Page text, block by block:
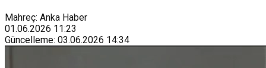
Mahreç: Anka Haber
01.06.2026 11:23
Güncelleme: 03.06.2026 14:34